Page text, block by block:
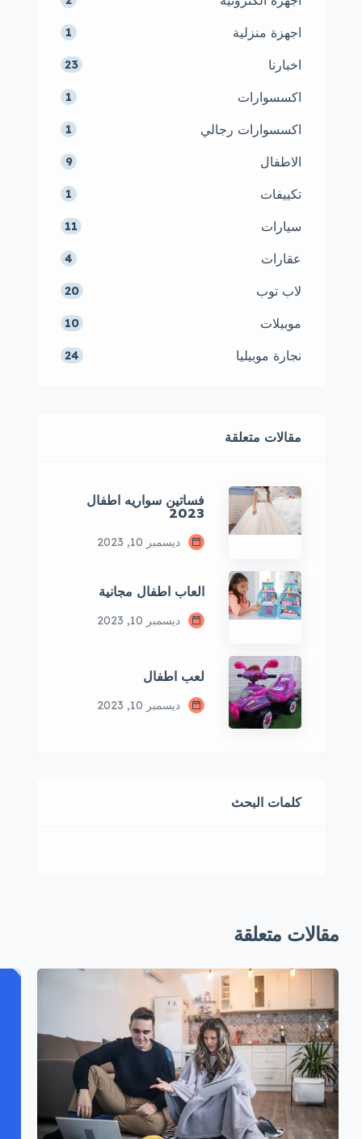
اجهزة منزلية 1
اخبارنا 23
اكسسوارات 1
اكسسوارات رجالي 1
الاطفال 9
تكييفات 1
سيارات 11
عقارات 4
لاب توب 20
موبيلات 10
نجارة موبيليا 24
مقالات متعلقة
فساتين سواريه اطفال
2023
ديسمبر 10, 2023
العاب اطفال مجانية
ديسمبر 10, 2023
لعب اطفال
ديسمبر 10, 2023
كلمات البحث
مقالات متعلقة